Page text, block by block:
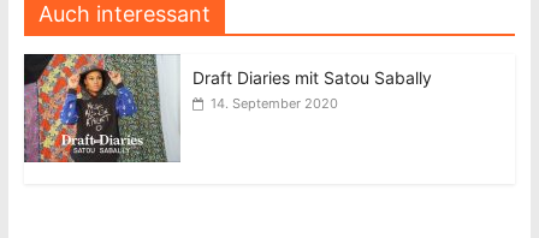
Auch interessant
Draft Diaries mit Satou Sabally
14. September 2020